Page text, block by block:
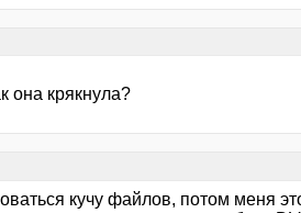
она крякнула?
кучу файлов, потом меня